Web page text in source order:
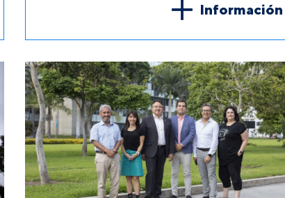
Información